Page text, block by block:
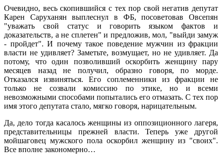
Очевидно, весь скопившийся с тех пор свой негатив депутат
Карен Саруханян выплеснул в ФБ, посоветовав Овсепян
"уважать свой статус и говорить языком фактов и
доказательств, а не сплетен" и предложив, мол, "выйди замуж
- пройдет". И почему такое поведение мужчин из фракции
власти не удивляет? Заметьте, возмущает, но не удивляет. Да
потому, что один позволивший оскорбить женщину пару
месяцев назад не получил, образно говоря, по морде.
Отказался извиняться. Его соплеменники из фракции не
только не созвали комиссию по этике, но и всеми
невозможными способами попытались его отмазать. С тех пор
имя этого депутата стало, мягко говоря, нарицательным.
Да, дело тогда касалось женщины из оппозиционного лагеря,
представительницы прежней власти. Теперь уже другой
мойшаговец мужского пола оскорбил женщину из "своих".
Все вполне закономерно…